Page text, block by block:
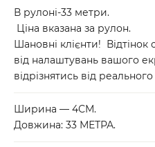
В рулоні-33 метри.
Ціна вказана за рулон.
Шановні клієнти! Відтінок
від налаштувань вашого
відрізнятись від
Ширина — 4СМ.
Довжина: 33 МЕТРА.